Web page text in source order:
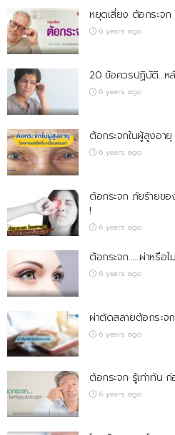
หยุดเสี่ยง ต้อกระจก
6 years ago
20 ข้อควรปฏิบัติ…ห
6 years ago
ต้อกระจกในผู้สูงอา
6 years ago
ต้อกระจก ภัยร้ายขอ
!
6 years ago
ต้อกระจก……ผ่าหรือไ
6 years ago
ผ่าตัดสลายต้อกระจก
6 years ago
ต้อกระจก รู้เท่าทัน
6 years ago